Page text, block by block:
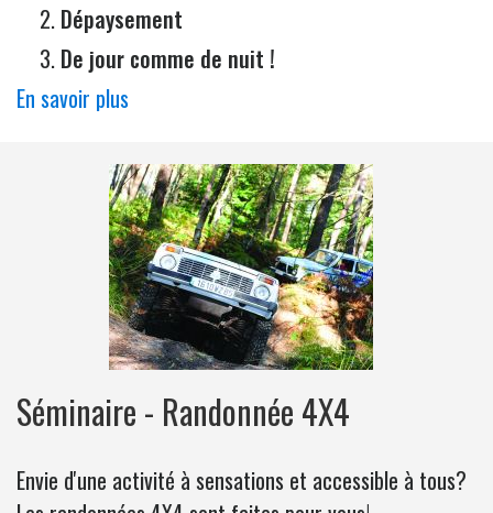
Dépaysement
De jour comme de nuit !
En savoir plus
Séminaire - Randonnée 4X4
Envie d'une activité à sensations et accessible à tous?